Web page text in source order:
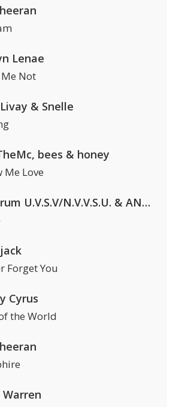
Lenae
Me Not
& Snelle
bees & honey
Me Love
Lustrum U.V.S.V/N.V.V.S.U. & ANNO ONS & Jopke van Dobbenburgh & Roeland Beelen
Forget You
Cyrus
the World